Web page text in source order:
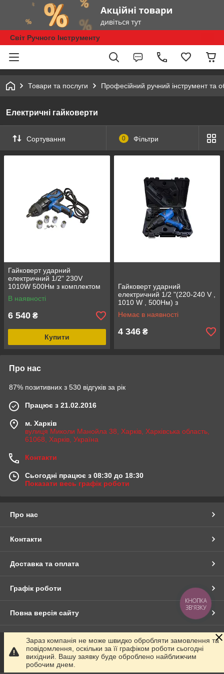
Світ Ручного Інструменту
Товари та послуги Професійний ручний інструмент та
Електричні гайковерти
Сортування 0 Фільтри
Гайковерт ударний
електричний 1/2" 230V
1010W 500Нм з комплектом
головок (17, 19, 21, 23мм)
ROCKFORCE RF-03071
В наявності
6 540 ₴
Купити
Гайковерт ударний
електричний 1/2 "(220-240 V ,
1010 W , 500Нм) з
комплектом головок (17, 19,
21, 22мм) ROCKFORCE RF-
Немає в наявності
4 346 ₴
Про нас
87% позитивних з 530 відгуків за рік
Працює з 21.02.2016
м. Харків
вулиця Миколи Манойла 38, Харків, Харківська область,
61068, Харків, Україна
Контакти
Сьогодні працює з 08:30 до 18:30
Показати весь графік роботи
Про нас
Контакти
Доставка та оплата
Графік роботи
Повна версія сайту
Сайт створено на маркетплейсі Prom.ua
Політика конфіденційності
Зараз компанія не може швидко обробляти замовлення та
повідомлення, оскільки за її графіком роботи сьогодні
вихідний. Вашу заявку буде оброблено найближчим
робочим днем.
КНОПКА
ЗВ'ЯЗКУ